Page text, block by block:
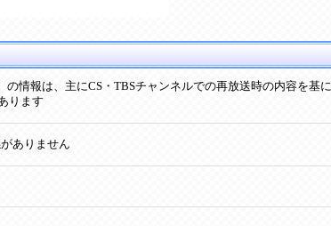
情報は、主にCS・TBSチャンネルでの再放送時の内容を基
ります
ありません